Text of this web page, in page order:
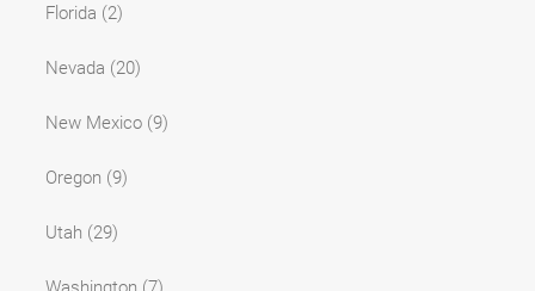
Florida (2)
Nevada (20)
New Mexico (9)
Oregon (9)
Utah (29)